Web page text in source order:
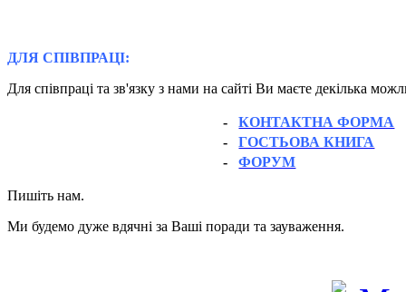
ДЛЯ СПІВПРАЦІ:
Для співпраці та зв'язку з нами на сайті Ви маєте декілька
-
КОНТАКТНА ФОРМА
-
ГОСТЬОВА КНИГА
-
ФОРУМ
Пишіть нам.
Ми будемо дуже вдячні за Ваші поради та зауваження.